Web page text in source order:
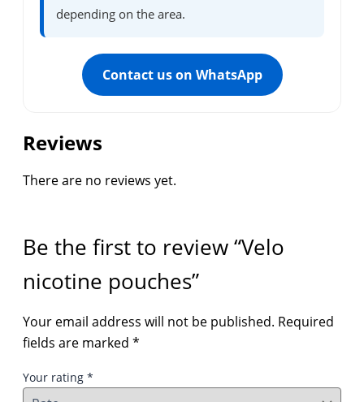
depending on the area.
Contact us on WhatsApp
Reviews
There are no reviews yet.
Be the first to review “Velo
nicotine pouches”
Your email address will not be published. Required
fields are marked *
Your rating *